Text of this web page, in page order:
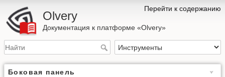
Перейти к содержанию
Olvery
Документация к платформе «Olvery»
Боковая панель